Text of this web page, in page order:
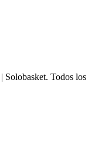
Solobasket. Todos los